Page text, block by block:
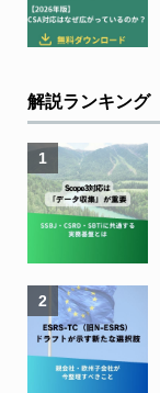
解説ランキング
1
2